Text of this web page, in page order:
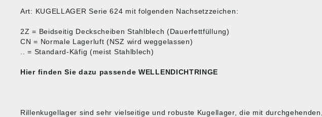
Art: KUGELLAGER Serie 624 mit folgenden Nachsetzzeichen:
2Z = Beidseitig Deckscheiben Stahlblech (Dauerfettfüllung)
CN = Normale Lagerluft (NSZ wird weggelassen)
.. = Standard-Käfig (meist Stahlblech)
Hier finden Sie dazu passende WELLENDICHTRINGE
Rillenkugellager sind sehr vielseitige und robuste Kugellager, die mit durchgehenden,